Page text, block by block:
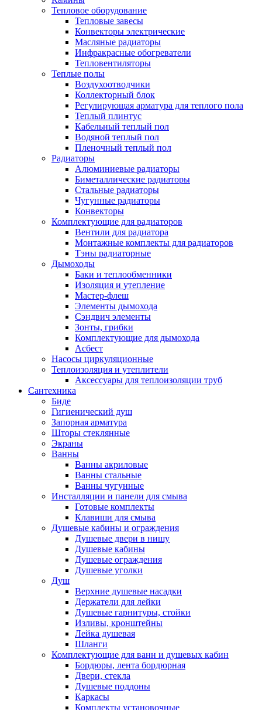
Тепловое оборудование
Тепловые завесы
Конвекторы электрические
Масляные радиаторы
Инфракрасные обогреватели
Тепловентиляторы
Теплые полы
Воздухоотводчики
Коллекторный блок
Регулирующая арматура для теплого пола
Теплый плинтус
Кабельный теплый пол
Водяной теплый пол
Пленочный теплый пол
Радиаторы
Алюминиевые радиаторы
Биметаллические радиаторы
Стальные радиаторы
Чугунные радиаторы
Конвекторы
Комплектующие для радиаторов
Вентили для радиатора
Монтажные комплекты для радиаторов
Тэны радиаторные
Дымоходы
Баки и теплообменники
Изоляция и утепление
Мастер-флеш
Элементы дымохода
Сэндвич элементы
Зонты, грибки
Комплектующие для дымохода
Асбест
Насосы циркуляционные
Теплоизоляция и утеплители
Аксессуары для теплоизоляции труб
Сантехника
Биде
Гигиенический душ
Запорная арматура
Шторы стеклянные
Экраны
Ванны
Ванны акриловые
Ванны стальные
Ванны чугунные
Инсталляции и панели для смыва
Готовые комплекты
Клавиши для смыва
Душевые кабины и ограждения
Душевые двери в нишу
Душевые кабины
Душевые ограждения
Душевые уголки
Душ
Верхние душевые насадки
Держатели для лейки
Душевые гарнитуры, стойки
Изливы, кронштейны
Лейка душевая
Шланги
Комплектующие для ванн и душевых кабин
Бордюры, лента бордюрная
Двери, стекла
Душевые поддоны
Каркасы
Комплекты установочные